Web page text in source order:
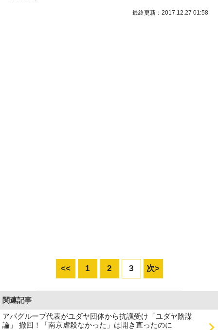
最終更新：2017.12.27 01:58
<< 1 2 3 次>
関連記事
アパグループ代表がユダヤ団体から抗議受け「ユダヤ陰謀
論」 撤回！「南京虐殺なかった」は開き直ったのに